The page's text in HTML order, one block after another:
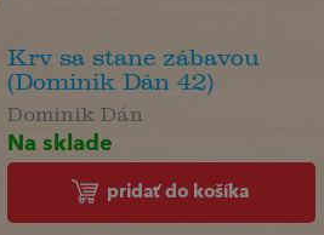
Krv sa stane zábavou
(Dominik Dán 42)
Dominik Dán
Na sklade
pridať do košíka